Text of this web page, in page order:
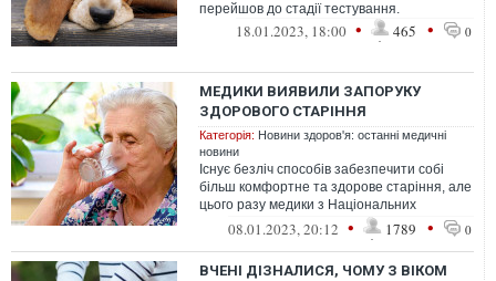
перейшов до стадії тестування.
18.01.2023, 18:00 • 465 • 0
МЕДИКИ ВИЯВИЛИ ЗАПОРУКУ
ЗДОРОВОГО СТАРІННЯ
Категорія: Новини здоров'я: останні медичні
новини
Існує безліч способів забезпечити собі
більш комфортне та здорове старіння, але
цього разу медики з Національних
інститутів охорони здоров'я США знайш...
08.01.2023, 20:12 • 1789 • 0
ВЧЕНІ ДІЗНАЛИСЯ, ЧОМУ З ВІКОМ